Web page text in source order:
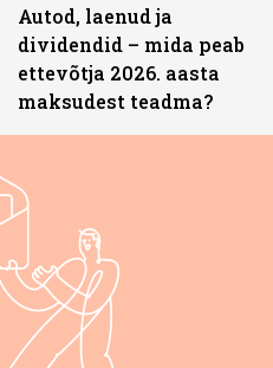
Autod, laenud ja
dividendid – mida peab
ettevõtja 2026. aasta
maksudest teadma?